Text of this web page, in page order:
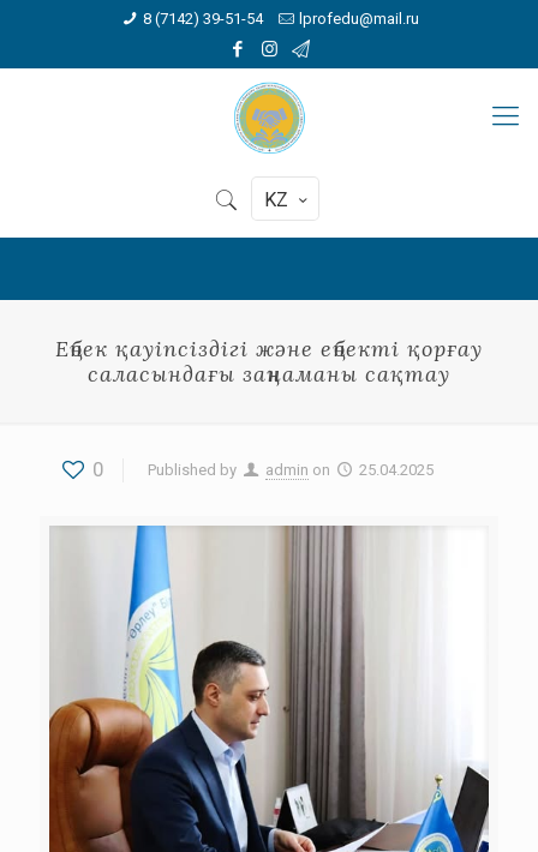
8 (7142) 39-51-54 lprofedu@mail.ru
KZ
Еңбек қауіпсіздігі және еңбекті қорғау
саласындағы заңнаманы сақтау
0 Published by admin on 25.04.2025